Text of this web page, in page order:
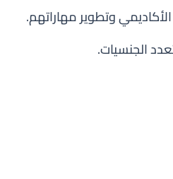
وتطوير مهاراتهم.
الجنسيات.